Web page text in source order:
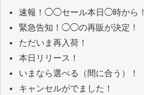
速報！◯◯セール本日◯時から！
緊急告知！◯◯の再販が決定！
ただいま再入荷！
本日リリース！
いまなら選べる（間に合う）！
キャンセルがでました！